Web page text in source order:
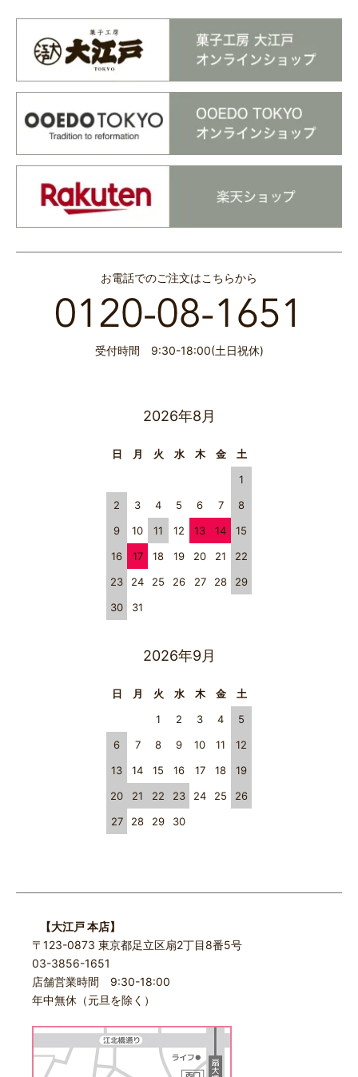
お電話でのご注文はこちらから
受付時間 9:30-18:00(土日祝休)
2026年8月
日 月 火 水 木 金
土
1
2
3 4 5 6 7
8
9
10 11 12 13 14
15
16
17 18 19 20 21
22
23
24 25 26 27 28
29
30
31
2026年9月
日 月 火 水 木 金
土
1
2 3 4
5
6
7 8 9 10 11
12
13
14 15 16 17 18
19
20
21 22 23 24 25
26
27
28 29 30
【大江戸 本店】
〒123-0873 東京都足立区扇2丁目8番5号
03-3856-1651
店舗営業時間 9:30-18:00
年中無休（元旦を除く）